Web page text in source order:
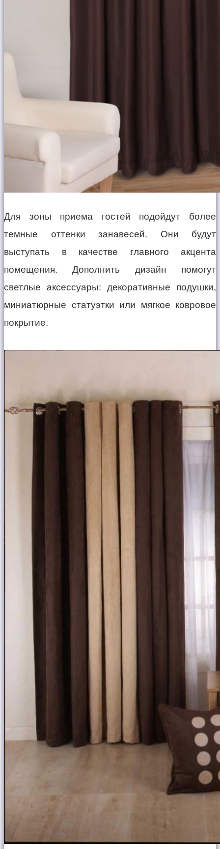
Для зоны приема гостей подойдут более
темные оттенки занавесей. Они будут
выступать в качестве главного акцента
помещения. Дополнить дизайн помогут
светлые аксессуары: декоративные подушки,
миниатюрные статуэтки или мягкое ковровое
покрытие.